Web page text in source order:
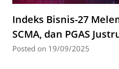
Indeks Bisnis-27
SCMA, dan PGAS
Posted on 19/09/2025